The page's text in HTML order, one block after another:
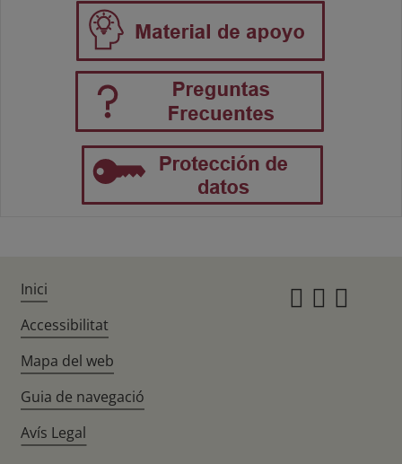
Inici
Accessibilitat
Mapa del web
Guia de navegació
Avís Legal